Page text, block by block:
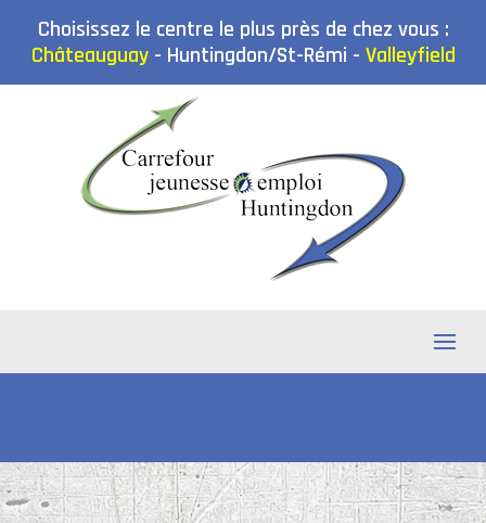
Choisissez le centre le plus près de chez vous :
Châteauguay- Huntingdon/St-Rémi - Valleyfield